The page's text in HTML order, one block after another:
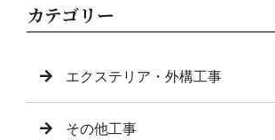
カテゴリー
エクステリア・外構工事
その他工事